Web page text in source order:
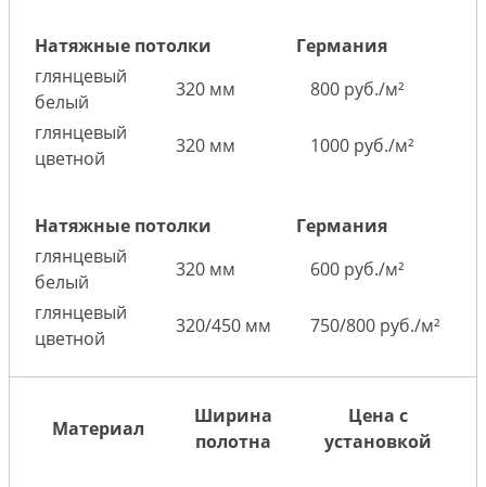
Натяжные потолки
Германия
глянцевый
белый
320 мм
800 руб./м²
глянцевый
цветной
320 мм 1000 руб./м²
Натяжные потолки
Германия
глянцевый
белый
320 мм
600 руб./м²
глянцевый
цветной
320/450 мм 750/800 руб./м²
Материал
Ширина
полотна
Цена с
установкой